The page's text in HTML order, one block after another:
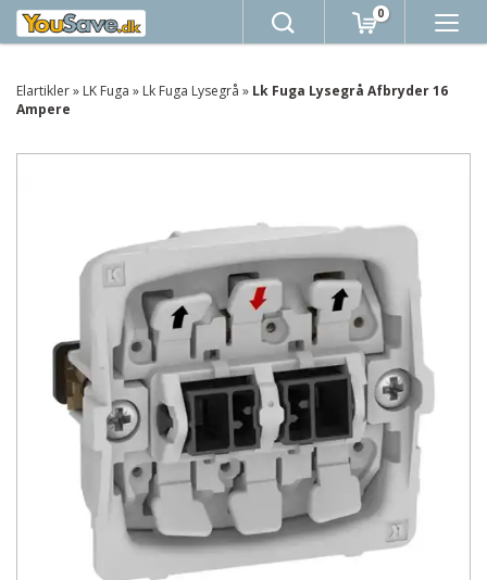
0
Elartikler» LK Fuga » Lk Fuga Lysegrå » Lk Fuga Lysegrå Afbryder 16
Ampere